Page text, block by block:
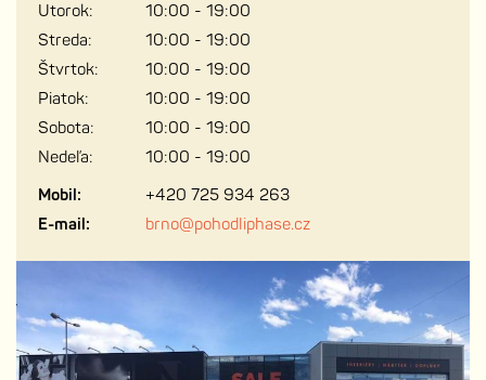
Utorok:
10:00 - 19:00
Streda:
10:00 - 19:00
Štvrtok:
10:00 - 19:00
Piatok:
10:00 - 19:00
Sobota:
10:00 - 19:00
Nedeľa:
10:00 - 19:00
Mobil:
+420 725 934 263
E-mail:
brno@pohodliphase.cz